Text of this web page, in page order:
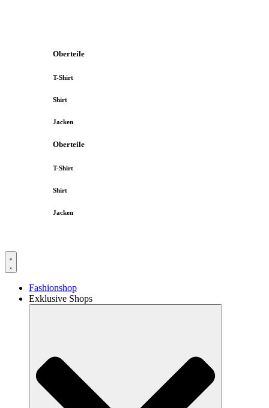
Oberteile
T-Shirt
Shirt
Jacken
Oberteile
T-Shirt
Shirt
Jacken
Fashionshop
Exklusive Shops